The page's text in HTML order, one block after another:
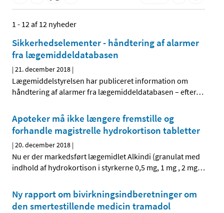
1 - 12 af 12 nyheder
Sikkerhedselementer - håndtering af alarmer
fra lægemiddeldatabasen
|21. december 2018 |
Lægemiddelstyrelsen har publiceret information om
håndtering af alarmer fra lægemiddeldatabasen – efter…
Apoteker må ikke længere fremstille og
forhandle magistrelle hydrokortison tabletter
|20. december 2018 |
Nu er der markedsført lægemidlet Alkindi (granulat med
indhold af hydrokortison i styrkerne 0,5 mg, 1 mg , 2 mg…
Ny rapport om bivirkningsindberetninger om
den smertestillende medicin tramadol